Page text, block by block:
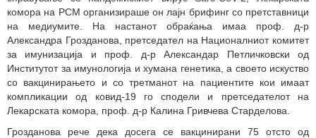
комора на РСМ организираше он лајн брифинг со претставници
на медиумите. На настанот обраќања имаа проф. д-р
Александра Грозданова, претседател на Националниот комитет
за имунизација и проф. д-р Александар Петличковски од
Институтот за имунологија и хумана генетика, а своето искуство
со вакцинирањето и со третманот на пациентите кои имаат
компликации од ковид-19 го сподели и претседателот на
Лекарската комора, проф. д-р Калина Гривчева Старделова.
Грозданова рече дека досега се вакцинирани 75 отсто од